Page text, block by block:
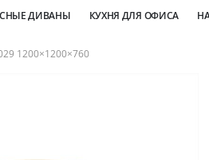
ДИВАНЫ КУХНЯ ДЛЯ ОФИСА
1200×1200×760